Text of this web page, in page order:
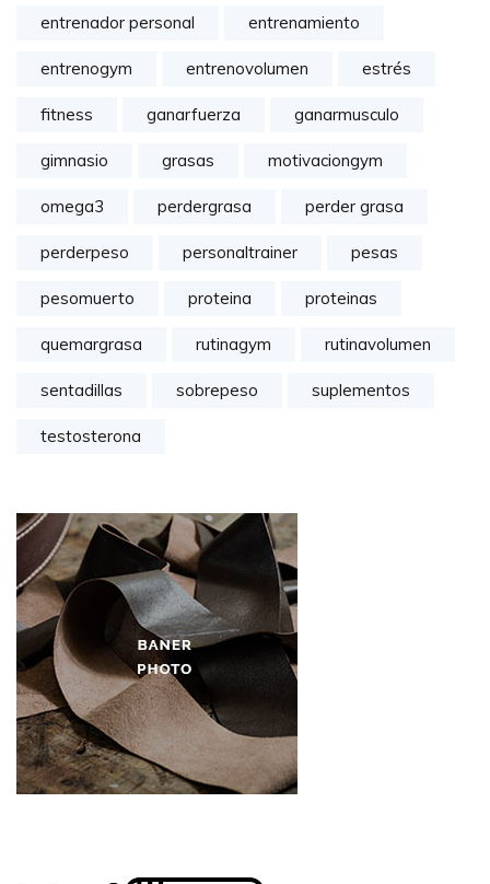
entrenador personal entrenamiento
entrenogym entrenovolumen estrés
fitness ganarfuerza ganarmusculo
gimnasio grasas motivaciongym
omega3 perdergrasa perder grasa
perderpeso personaltrainer pesas
pesomuerto proteina proteinas
quemargrasa rutinagym rutinavolumen
sentadillas sobrepeso suplementos
testosterona